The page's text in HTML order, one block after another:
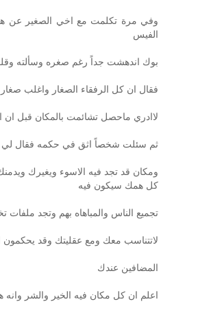
وفي مرة تكلمت مع اخي الصغير عن
الفيس
بوك اندهشت جداً رغم صغره وسألته
فقال ان كل الرفقاء الصغار واغلب صغار
لاادري ماحصل تشائمت بالمكان قبل
ثم سئلت شخصاً اثق في حكمه فقال لي
ومكان قد تجد فيه الاسوء ويغيرك
كل همك سيكون فيه
تجميع الناس والمباهاه بهم وتجد ملفات
لاتتناسب معك ومع عقليتك وقد يحكمون
المضافين عندك
اعلم ان كل مكان فيه الخير والشر وانه